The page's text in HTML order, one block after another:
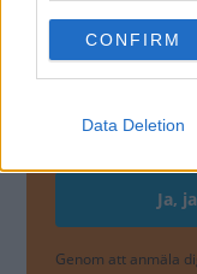
use your data for
consent section.
CONFIRM
Data Deletion
MISSA INTE
ELBILAR
Få vårt
Genom att anmäla